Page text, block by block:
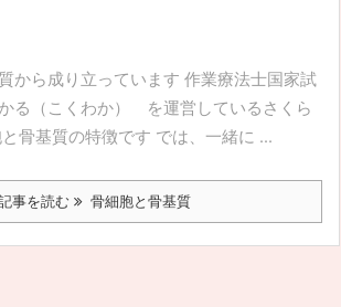
から成り立っています 作業療法士国家試
る（こくわか） を運営しているさくら
骨基質の特徴です では、一緒に ...
事を読む 骨細胞と骨基質